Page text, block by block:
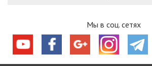
Мы в соц. сетях